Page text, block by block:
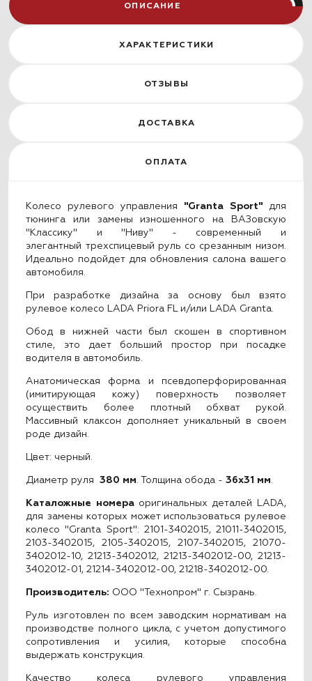
ОПИСАНИЕ
ХАРАКТЕРИСТИКИ
ОТЗЫВЫ
ДОСТАВКА
ОПЛАТА
Колесо рулевого управления "Granta Sport"для
тюнинга или замены изношенного на ВАЗовскую
"Классику" и "Ниву" - современный и
элегантный трехспицевый руль со срезанным низом
Идеально подойдет для обновления салона вашего
автомобиля.
При разработке дизайна за основу был взято
рулевое колесо LADA Priora FL и/или LADA Granta.
Обод в нижней части был скошен в спортивном
стиле, это дает больший простор при посадке
водителя в автомобиль.
Анатомическая форма и псевдоперфорированная
(имитирующая кожу) поверхность позволяет
осуществить более плотный обхват рукой.
Массивный клаксон дополняет уникальный в своем
роде дизайн.
Цвет: черный.
Диаметр руля 380 мм . Толщина обода -36x31 мм
Каталожные номераоригинальных деталей LADA,
для замены которых может использоваться рулевое
колесо "Granta Sport": 2101-3402015, 21011-3402015,
2103-3402015, 2105-3402015, 2107-3402015, 21070-
3402012-10, 21213-3402012, 21213-3402012-00, 21213-
3402012-01, 21214-3402012-00, 21218-3402012-00.
Производитель: ООО "Технопром" г. Сызрань.
Руль изготовлен по всем заводским нормативам на
производстве полного цикла, с учетом допустимого
сопротивления и усилия, которые способна
выдержать конструкция.
Качество колеса рулевого управления